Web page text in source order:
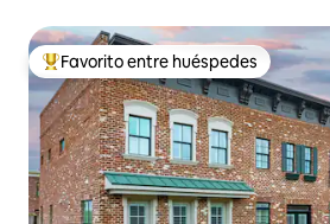
Favorito entre huéspedes preferido
Favorito entre huéspedes